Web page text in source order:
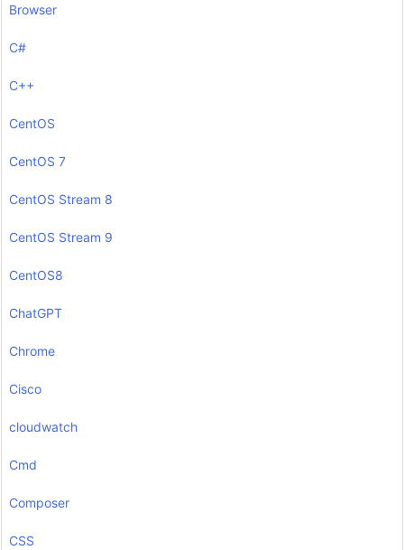
Browser
C#
C++
CentOS
CentOS 7
CentOS Stream 8
CentOS Stream 9
CentOS8
ChatGPT
Chrome
Cisco
cloudwatch
Cmd
Composer
CSS